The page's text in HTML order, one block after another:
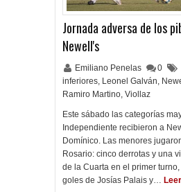
Jornada adversa de los
Newell's
Emiliano Penelas 0
inferiores, Leonel Galván,
Ramiro Martino, Viollaz
Este sábado las categorías
Independiente recibieron a
Domínico. Las menores
Rosario: cinco derrotas y una
de la Cuarta en el primer
goles de Josías Palais y…